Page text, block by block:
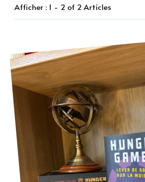
Afficher : 1 - 2 of 2 Articles